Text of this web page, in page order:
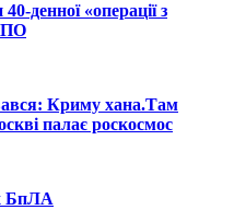
денної «операції з
Криму хана.Там
палає роскосмос
БпЛА